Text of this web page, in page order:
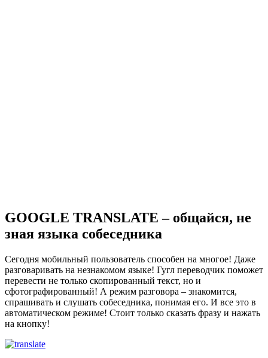
GOOGLE TRANSLATE – общайся, не
зная языка собеседника
Сегодня мобильный пользователь способен на многое! Даже
разговаривать на незнакомом языке! Гугл переводчик поможет
перевести не только скопированный текст, но и
сфотографированный! А режим разговора – знакомится,
спрашивать и слушать собеседника, понимая его. И все это в
автоматическом режиме! Стоит только сказать фразу и нажать
на кнопку!